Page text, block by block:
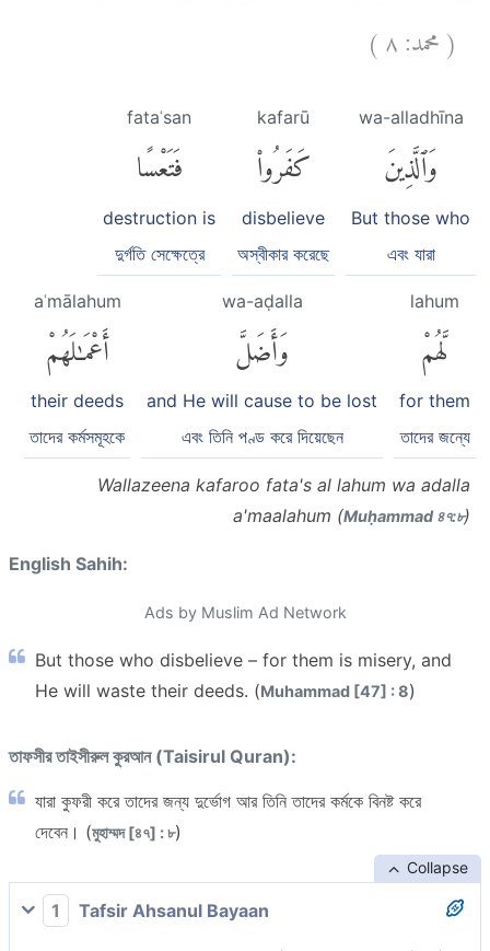
(محمد:٨)
wa-alladhīna
وَٱلَّذِينَ
But those who
এবং যারা
kafarū
كَفَرُوا۟
disbelieve
অস্বীকার করেছে
fataʿsan
فَتَعْسًا
destruction is
দুর্গতি সেক্ষেত্রে
lahum
لَّهُمْ
for them
তাদের জন্যে
wa-aḍalla
وَأَضَلَّ
and He will cause to be lost
এবং তিনি পণ্ড করে দিয়েছেন
aʿmālahum
أَعْمَٰلَهُمْ
their deeds
তাদের কর্মসমূহকে
Wallazeena kafaroo fata's al lahum wa adalla
a'maalahum (Muḥammad ৪৭:৮)
English Sahih:
Ads by Muslim Ad Network
But those who disbelieve – for them is misery, and
He will waste their deeds. (Muhammad [47] : 8)
তাফসীর তাইসীরুল কুরআন (Taisirul Quran):
যারা কুফরী করে তাদের জন্য দুর্ভোগ আর তিনি তাদের কর্মকে বিনষ্ট করে
দেবেন। (মুহাম্মদ [৪৭] : ৮)
Collapse
1 Tafsir Ahsanul Bayaan